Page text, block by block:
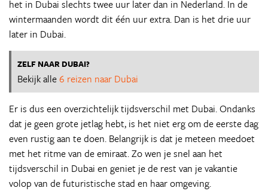
het in Dubai slechts twee uur later dan in Nederland. In de
wintermaanden wordt dit één uur extra. Dan is het drie uur
later in Dubai.
ZELF NAAR DUBAI?
Bekijk alle6 reizen naar Dubai
Er is dus een overzichtelijk tijdsverschil met Dubai. Ondanks
dat je geen grote jetlag hebt, is het niet erg om de eerste dag
even rustig aan te doen. Belangrijk is dat je meteen meedoet
met het ritme van de emiraat. Zo wen je snel aan het
tijdsverschil in Dubai en geniet je de rest van je vakantie
volop van de futuristische stad en haar omgeving.